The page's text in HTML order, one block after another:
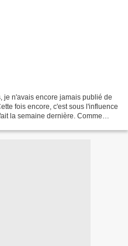
je n'avais encore jamais publié de
fois encore, c'est sous l'influence
la semaine dernière. Comme